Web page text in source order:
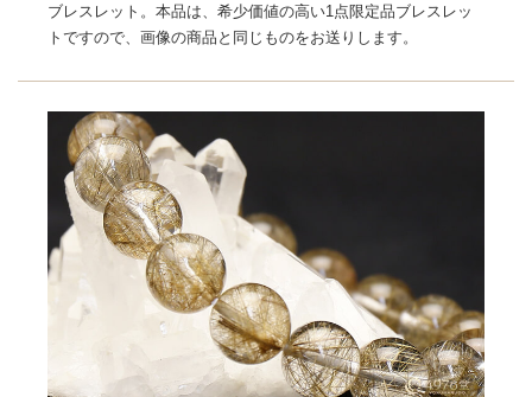
ブレスレット。本品は、希少価値の高い1点限定品ブレスレッ
トですので、画像の商品と同じものをお送りします。